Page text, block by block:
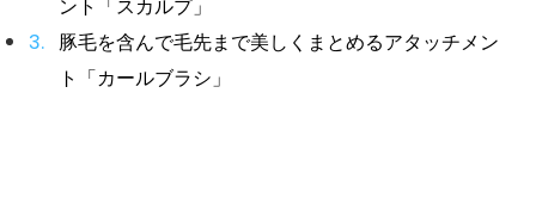
ント「スカルプ」
豚毛を含んで毛先まで美しくまとめるアタッチメン
ト「カールブラシ」